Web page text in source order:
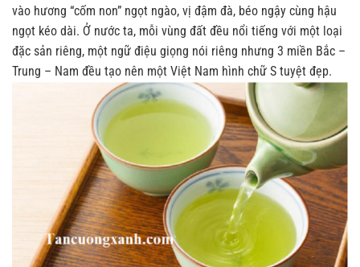
vào hương “cốm non” ngọt ngào, vị đậm đà, béo ngậy cùng hậu
ngọt kéo dài. Ở nước ta, mỗi vùng đất đều nổi tiếng với một loại
đặc sản riêng, một ngữ điệu giọng nói riêng nhưng 3 miền Bắc –
Trung – Nam đều tạo nên một Việt Nam hình chữ S tuyệt đẹp.